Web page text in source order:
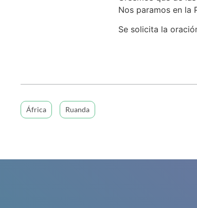
Nos paramos en la
Se solicita la
África Ruanda